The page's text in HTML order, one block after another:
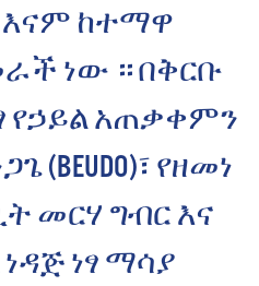
እናም ከተማዋ
ነው ። በቅርቡ
የኃይል አጠቃቀምን
የዘመነ
መርሃ ግብር እና
ነፃ ማሳያ